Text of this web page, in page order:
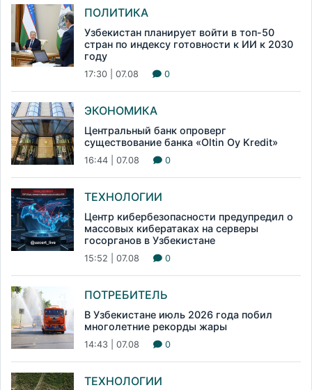
ПОЛИТИКА
Узбекистан планирует войти в топ-50
стран по индексу готовности к ИИ к 2030
году
17:30 | 07.08 0
ЭКОНОМИКА
Центральный банк опроверг
существование банка «Oltin Oy Kredit»
16:44 | 07.08 0
ТЕХНОЛОГИИ
Центр кибербезопасности предупредил о
массовых кибератаках на серверы
госорганов в Узбекистане
15:52 | 07.08 0
ПОТРЕБИТЕЛЬ
В Узбекистане июль 2026 года побил
многолетние рекорды жары
14:43 | 07.08 0
ТЕХНОЛОГИИ